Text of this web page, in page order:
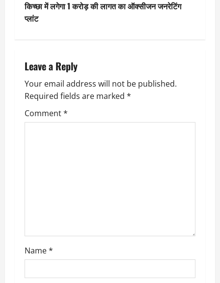
t
a
v
i
g
किच्छा में लगेगा 1 करोड़ की लागत का ऑक्सीजन जनरेटिंग
प्लांट
Leave a Reply
Your email address will not be published.
Required fields are marked *
Comment*
Name*